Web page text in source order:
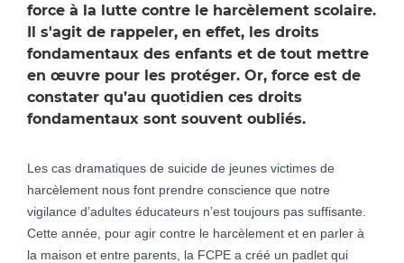
force à la lutte contre le harcèlement scolaire.
Il s'agit de rappeler, en effet, les droits
fondamentaux des enfants et de tout mettre
en œuvre pour les protéger. Or, force est de
constater qu’au quotidien ces droits
fondamentaux sont souvent oubliés.
Les cas dramatiques de suicide de jeunes victimes de
harcèlement nous font prendre conscience que notre
vigilance d’adultes éducateurs n’est toujours pas suffisante.
Cette année, pour agir contre le harcèlement et en parler à
la maison et entre parents, la FCPE a créé un padlet qui